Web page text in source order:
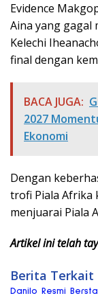
Evidence
Aina yang gagal
Kelechi
final dengan
BACA JUGA:
2027
Ekonomi
Dengan
trofi Piala Afrika
menjuarai Piala
Artikel ini telah
Berita Terkait
Danilo Resmi